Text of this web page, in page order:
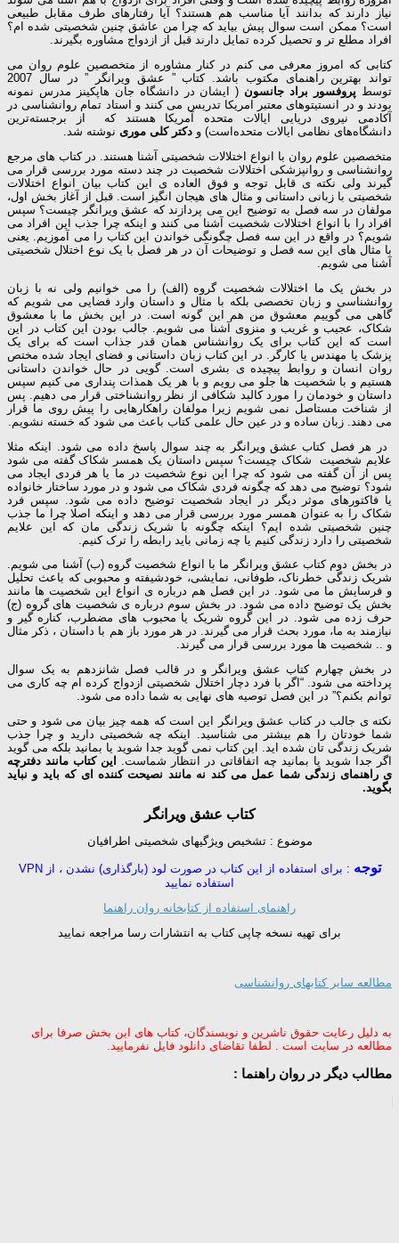
نیاز دارند که بدانند آیا مناسب هم هستند؟ آیا رفتارهای طرف مقابل طبیعی
است؟ ممکن است سوال پیش بیاید که چرا من عاشق چنین شخصیتی شده ام؟
افراد مطلع تر و تحصیل کرده تمایل دارند قبل از ازدواج مشاوره بگیرند.
کتابی که امروز معرفی می کنم در کنار مشاوره از متخصصین علوم روان می
تواند بهترین راهنمای مکتوب باشد. کتاب ” عشق ویرانگر ” در سال 2007
توسط پروفسور براد جانسون ( ایشان در دانشگاه جان هاپکینز مدرس نمونه
بودند و در انستیتوهای معتبر امریکا تدریس می کنند و استاد تمام روانشناسی در
آکادمی نیروی دریایی ایالات متحده آمریکا هستند که از برجسته‌ترین
دانشگاه‌های نظامی ایالات متحده‌است) و دکتر کلی موری نوشته شد.
متخصصین علوم روان با انواع اختلالات شخصیتی آشنا هستند. در کتاب های مرجع
روانشناسی و روانپزشکی اختلالات شخصیت در چند دسته مورد بررسی قرار می
گیرند ولی نکته ی قابل توجه و فوق العاده ی این کتاب بیان انواع اختلالات
شخصیتی با زبانی داستانی و مثال های هیجان انگیز است. قبل از آغاز بخش اول،
مولفان در سه فصل به توضیح این می پردازند که عشق ویرانگر چیست؟ سپس
افراد را با انواع اختلالات شخصیت آشنا می کنند و اینکه چرا جذب این افراد می
شویم؟ در واقع در این سه فصل چگونگی خواندن این کتاب را می آموزیم. یعنی
با مثال های این سه فصل و توضیحات آن در هر فصل با یک نوع اختلال شخصیتی
آشنا می شویم.
در بخش یک ما اختلالات شخصیت گروه (الف) را می خوانیم ولی نه با زبان
روانشناسی و زبان تخصصی بلکه با مثال و داستان وارد فضایی می شویم که
گاهی می گوییم معشوق من هم این گونه است. در این بخش ما با معشوق
شکاک، عجیب و غریب و منزوی آشنا می شویم. جالب بودن این کتاب در این
است که این کتاب برای یک روانشناس همان قدر جذاب است که برای یک
پزشک یا مهندس یا کارگر. در این کتاب زبان داستانی و فضای ایجاد شده مختص
روان انسان و روابط پیچیده ی بشری است. گویی در حال خواندن داستانی
هستیم و با شخصیت ها جلو می رویم و با هر یک همذات پنداری می کنیم سپس
داستان و خودمان را مورد کالبد شکافی از نظر روانشناختی قرار می دهیم. پس
از شناخت مستاصل نمی شویم زیرا مولفان راهکارهایی را پیش روی ما قرار
می دهند. زبان ساده و در عین حال علمی کتاب باعث می شود که خسته نشویم.
در هر فصل کتاب عشق ویرانگر به چند سوال پاسخ داده می شود. اینکه مثلا
علایم شخصیت شکاک چیست؟ سپس داستان یک همسر شکاک گفته می شود
پس از آن گفته می شود که چرا این نوع شخصیت در ما یا هر فردی ایجاد می
شود؟ توضیح می دهد که چگونه فردی شکاک می شود و در مورد ساختار خانواده
یا فاکتورهای موثر دیگر در ایجاد شخصیت توضیح داده می شود. سپس فرد
شکاک را به عنوان همسر مورد بررسی قرار می دهد و اینکه اصلا چرا ما جذب
چنین شخصیتی شده ایم؟ اینکه چگونه با شریک زندگی مان که این علایم
شخصیتی را دارد زندگی کنیم یا چه زمانی باید رابطه را ترک کنیم.
در بخش دوم کتاب عشق ویرانگر ما با انواع شخصیت گروه (ب) آشنا می شویم.
شریک زندگی خطرناک، طوفانی، نمایشی، خودشیفته و محبوبی که باعث تحلیل
و فرسایش ما می شود. در این فصل هم درباره ی انواع این شخصیت ها مانند
بخش یک توضیح داده می شود. در بخش سوم درباره ی شخصیت های گروه (ج)
حرف زده می شود. در این گروه شریک یا محبوب های مضطرب، کناره گیر و
نیازمند به ما، مورد بحث قرار می گیرند. در هر مورد باز هم با داستان ، ذکر مثال
و .. شخصیت ها مورد بررسی قرار می گیرند.
در بخش چهارم کتاب عشق ویرانگر و در قالب فصل شانزدهم به یک سوال
پرداخته می شود. “اگر با فرد دچار اختلال شخصیتی ازدواج کرده ام چه کاری می
توانم بکنم؟” در این فصل توصیه های نهایی به شما داده می شود.
نکته ی جالب در کتاب عشق ویرانگر این است که همه چیز بیان می شود و حتی
شما خودتان را هم بیشتر می شناسید. اینکه چه شخصیتی دارید و چرا جذب
شریک زندگی تان شده اید. این کتاب نمی گوید جدا شوید یا بمانید بلکه می گوید
اگر جدا شوید یا بمانید چه اتفاقاتی در انتظار شماست.
این کتاب مانند دفترچه
ی راهنمای زندگی شما عمل می کند نه مانند نصیحت کننده ای که باید و نباید
بگوید.
کتاب عشق ویرانگر
موضوع : تشخیص ویژگیهای شخصیتی اطرافیان
توجه
: برای استفاده از این کتاب در صورت لود (بارگذاری) نشدن ، از VPN
استفاده نمایید
راهنمای استفاده از کتابخانه روان راهنما
برای تهیه نسخه چاپی کتاب به انتشارات رسا مراجعه نمایید
مطالعه سایر کتابهای روانشناسی
به دلیل رعایت حقوق ناشرین و نویسندگان، کتاب های این بخش صرفا برای
مطالعه در سایت است . لطفا تقاضای دانلود فایل نفرمایید.
مطالب دیگر در روان راهنما :